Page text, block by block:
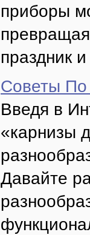
приборы
праздник
Советы
Введя в
«карнизы
Давайте